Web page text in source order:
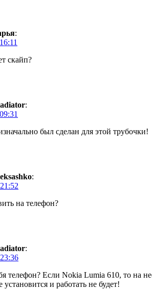
:
скайп?
:
был сделан для этой трубочки!
:
на телефон?
:
телефон? Если Nokia Lumia 610, то на
установится и работать не будет!